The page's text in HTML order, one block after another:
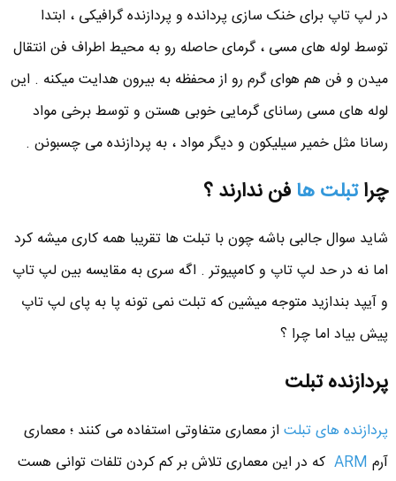
در لپ تاپ برای خنک سازی پردانده و پردازنده گرافیکی ، ابتدا
توسط لوله های مسی ، گرمای حاصله رو به محیط اطراف فن انتقال
میدن و فن هم هوای گرم رو از محفظه به بیرون هدایت میکنه . این
لوله های مسی رسانای گرمایی خوبی هستن و توسط برخی مواد
رسانا مثل خمیر سیلیکون و دیگر مواد ، به پردازنده می چسبونن .
چراتبلت هافن ندارند ؟
شاید سوال جالبی باشه چون با تبلت ها تقریبا همه کاری میشه کرد
اما نه در حد لپ تاپ و کامپیوتر . اگه سری به مقایسه بین لپ تاپ
و آیپد بندازید متوجه میشین که تبلت نمی تونه پا به پای لپ تاپ
پیش بیاد اما چرا ؟
پردازنده تبلت
پردازنده های تبلت از معماری متفاوتی استفاده می کنند ؛ معماری
آرم ARM که در این معماری تلاش بر کم کردن تلفات توانی هست